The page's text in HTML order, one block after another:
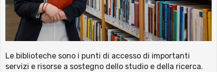
Le biblioteche sono i punti di accesso di importanti
servizi e risorse a sostegno dello studio e della ricerca.